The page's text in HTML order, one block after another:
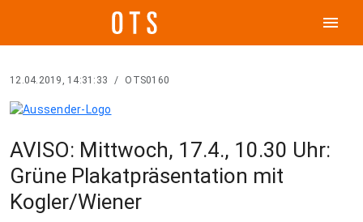
menu
12.04.2019, 14:31:33 / OTS0160
AVISO: Mittwoch, 17.4., 10.30 Uhr:
Grüne Plakatpräsentation mit
Kogler/Wiener